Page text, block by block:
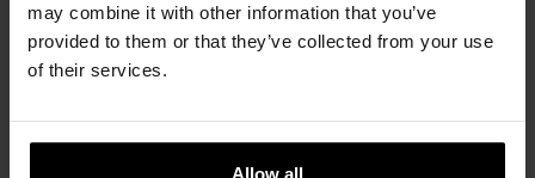
may combine it with other information that you’ve
provided to them or that they’ve collected from your use
of their services.
Allow all
TARKENTAVAT KYSYMYKSET
1. KÄYTTÄJÄTYYPPI
Ammatti-/kaupallinen käyttö